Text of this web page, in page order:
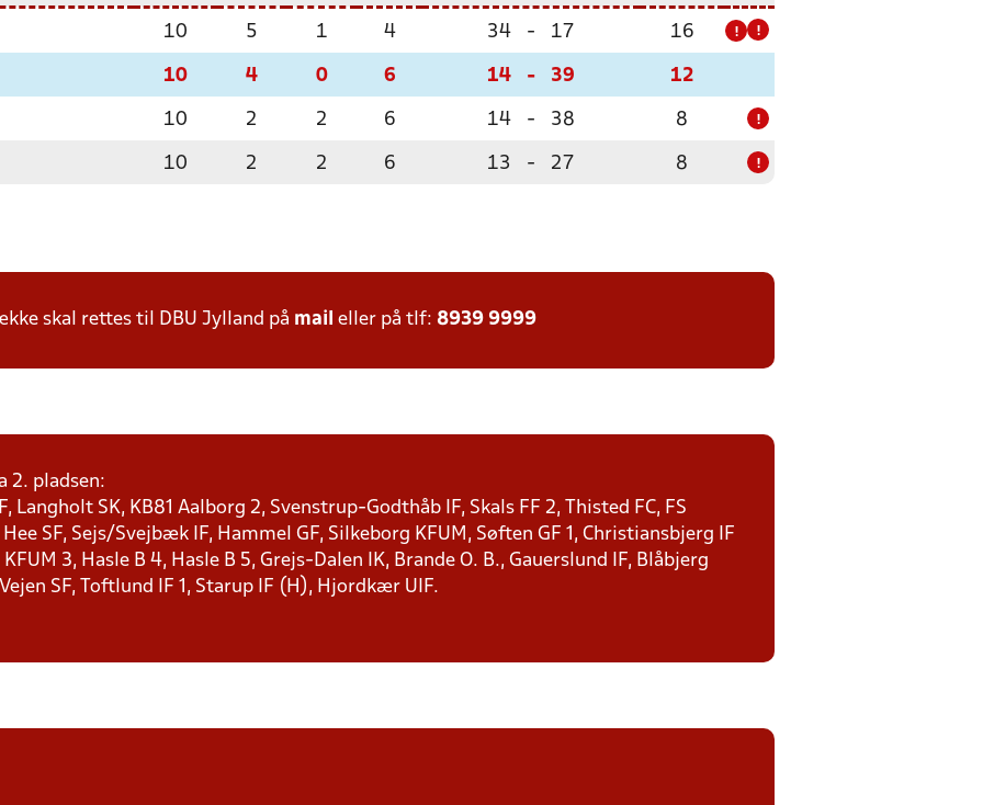
10 5 1 4 34 - 17 16 ! !
10 4 0 6 14 - 39 12
10 2 2 6 14 - 38 8 !
10 2 2 6 13 - 27 8 !
skal rettes til DBU Jylland på mail eller på tlf: 8939 9999
2. pladsen:
Langholt SK, KB81 Aalborg 2, Svenstrup-Godthåb IF, Skals FF 2, Thisted FC, FS
SF, Sejs/Svejbæk IF, Hammel GF, Silkeborg KFUM, Søften GF 1, Christiansbjerg IF
3, Hasle B 4, Hasle B 5, Grejs-Dalen IK, Brande O. B., Gauerslund IF, Blåbjerg
SF, Toftlund IF 1, Starup IF (H), Hjordkær UIF.